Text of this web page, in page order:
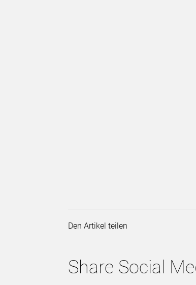
Den Artikel teilen
Share Social